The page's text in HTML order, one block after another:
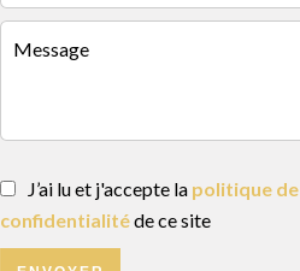
J’ai lu et j'accepte la politique de
confidentialitéde ce site